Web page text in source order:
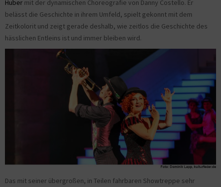
Huber mit der dynamischen Choreografie von Danny Costello. Er
belässt die Geschichte in ihrem Umfeld, spielt gekonnt mit dem
Zeitkolorit und zeigt gerade deshalb, wie zeitlos die Geschichte des
hässlichen Entleins ist und immer bleiben wird.
Das mit seiner übergroßen, in Teilen fahrbaren Showtreppe sehr